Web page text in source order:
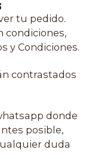
tu pedido.
condiciones,
y Condiciones.
contrastados
donde
posible,
duda